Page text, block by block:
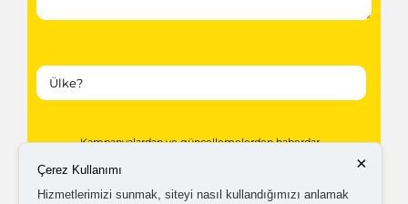
Kampanyalardan ve güncellemelerden haberdar
olabilmem için tarafıma
gönderilmesini kabul ediyorum.
×
Çerez Kullanımı
Hizmetlerimizi sunmak, siteyi nasıl kullandığımızı anlamak